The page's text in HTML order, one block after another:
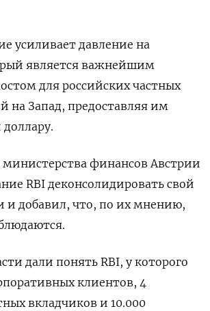
усиливает давление на
является важнейшим
для российских частных
на Запад, предоставляя им
доллару.
министерства финансов Австрии
RBI деконсолидировать свой
и добавил, что, по их мнению,
дали понять RBI, у которого
клиентов, 4
вкладчиков и 10.000